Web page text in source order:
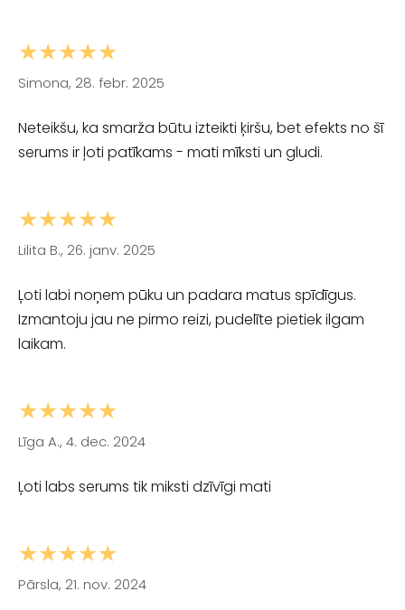
★★★★★
Simona, 28. febr. 2025
Neteikšu, ka smarža būtu izteikti ķiršu, bet efekts no šī
serums ir ļoti patīkams - mati mīksti un gludi.
★★★★★
Lilita B., 26. janv. 2025
Ļoti labi noņem pūku un padara matus spīdīgus.
Izmantoju jau ne pirmo reizi, pudelīte pietiek ilgam
laikam.
★★★★★
Līga A., 4. dec. 2024
Ļoti labs serums tik miksti dzīvīgi mati
★★★★★
Pārsla, 21. nov. 2024